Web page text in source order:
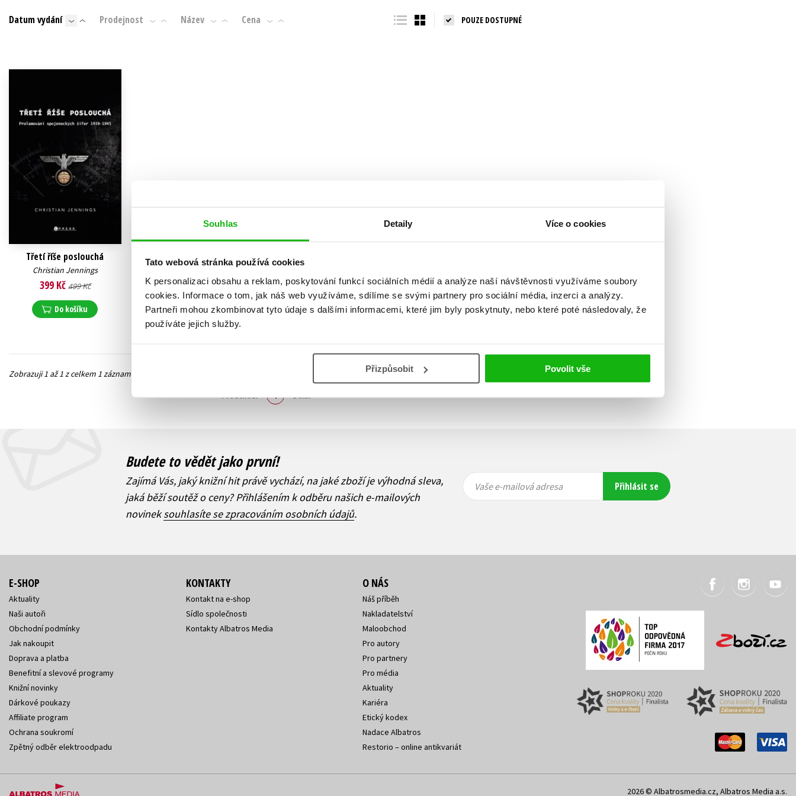
Souhlas Detaily Více o cookies
Tato webová stránka používá cookies
K personalizaci obsahu a reklam, poskytování funkcí sociálních médií a analýze naší návštěvnosti využíváme soubory
cookies. Informace o tom, jak náš web využíváme, sdílíme se svými partnery pro sociální média, inzerci a analýzy.
Partneři mohou zkombinovat tyto údaje s dalšími informacemi, které jim byly poskytnuty, nebo které poté následovaly, že
používáte jejich služby.
Přizpůsobit Povolit vše
Beletrie pro děti
Byznys a ekonomie
Jazyky
Populárně - naučné pro děti
Young adult (SK)
Datum vydání Prodejnost Název Cena POUZE DOSTUPNÉ
Třetí říše poslouchá
Christian Jennings
399 Kč 499 Kč
Do košíku
Zobraz záznamů
Zobrazuji 1 až 1 z celkem 1 záznamů
Předchozí 1 Další
Budete to vědět jako první!
Zajímá Vás, jaký knižní hit právě vychází, na jaké zboží je výhodná sleva,
jaká běží soutěž o ceny? Přihlášením k odběru našich e-mailových
novineksouhlasíte se zpracováním osobních údajů.
Vaše e-
mailová
Vaše e-
mailová
Vaše e-mailová adresa Přihlásit se
E-SHOP
Aktuality
Naši autoři
Obchodní podmínky
Jak nakoupit
Doprava a platba
Benefitní a slevové programy
Knižní novinky
Dárkové poukazy
Affiliate program
Ochrana soukromí
Zpětný odběr elektroodpadu
KONTAKTY
Kontakt na e-shop
Sídlo společnosti
Kontakty Albatros Media
O NÁS
Náš příběh
Nakladatelství
Maloobchod
Pro autory
Pro partnery
Pro média
Aktuality
Kariéra
Etický kodex
Nadace Albatros
Restorio – online antikvariát
2026 © Albatrosmedia.cz, Albatros Media a.s.